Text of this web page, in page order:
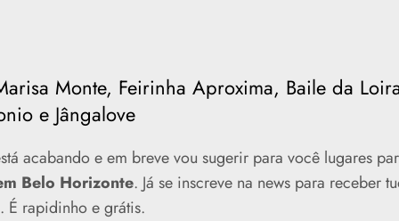
Monte, Feirinha Aproxima, Baile da
e Jângalove
acabando e em breve vou sugerir para você lugares
Belo Horizonte. Já se inscreve na news para receber
. É rapidinho e grátis.